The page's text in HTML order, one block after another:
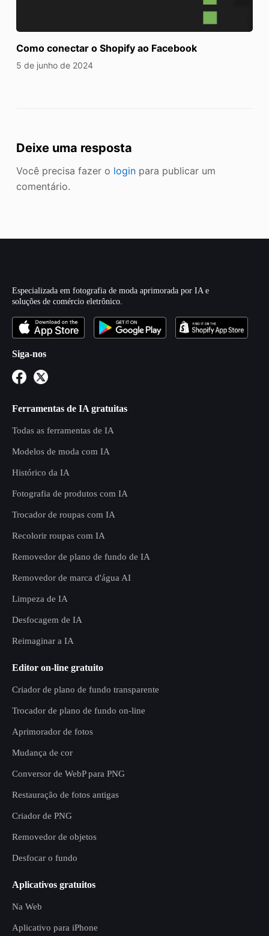
Como conectar o Shopify ao Facebook
5 de junho de 2024
Deixe uma resposta
Você precisa fazer o loginpara publicar um
comentário.
Especializada em fotografia de moda aprimorada por IA e
soluções de comércio eletrônico.
Siga-nos
Ferramentas de IA gratuitas
Todas as ferramentas de IA
Modelos de moda com IA
Histórico da IA
Fotografia de produtos com IA
Trocador de roupas com IA
Recolorir roupas com IA
Removedor de plano de fundo de IA
Removedor de marca d'água AI
Limpeza de IA
Desfocagem de IA
Reimaginar a IA
Editor on-line gratuito
Criador de plano de fundo transparente
Trocador de plano de fundo on-line
Aprimorador de fotos
Mudança de cor
Conversor de WebP para PNG
Restauração de fotos antigas
Criador de PNG
Removedor de objetos
Desfocar o fundo
Aplicativos gratuitos
Na Web
Aplicativo para iPhone